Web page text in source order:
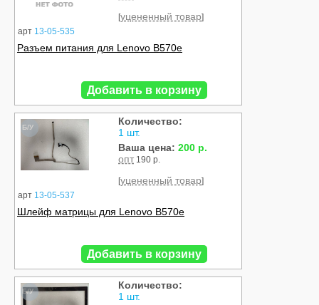
арт 13-05-535
[уцененный товар]
Разъем питания для Lenovo B570e
Добавить в корзину
Б/У
арт 13-05-537
Количество:
1 шт.
Ваша цена: 200 р.
опт 190 р.
[уцененный товар]
Шлейф матрицы для Lenovo B570e
Добавить в корзину
Б/У
Количество:
1 шт.